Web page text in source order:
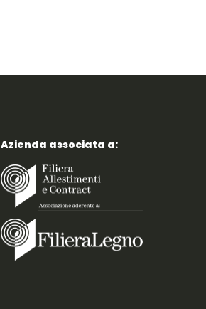
Azienda associata a: